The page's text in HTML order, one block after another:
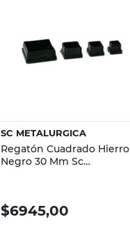
SC METALURGICA
Regatón Cuadrado Hierro
Negro 30 Mm Sc
$6945,00